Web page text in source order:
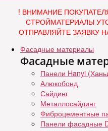
! ВНИМАНИЕ
СТРОЙМАТЕРИАЛЫ
ОТПРАВЛЯЙТЕ ЗАЯВКУ
Фасадные материалы
Фасадные
Панели Hanyi
Алюкобонд
Сайдинг
Металлосайдинг
Фиброцементные
Панели фасадные